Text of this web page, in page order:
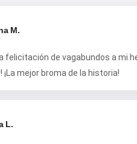
M.
felicitación de vagabundos a mi
¡La mejor broma de la historia!
L.
Leer